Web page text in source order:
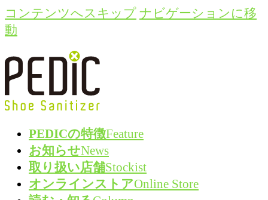
コンテンツへスキップ ナビゲーションに移
動
PEDICの特徴Feature
お知らせNews
取り扱い店舗Stockist
オンラインストアOnline Store